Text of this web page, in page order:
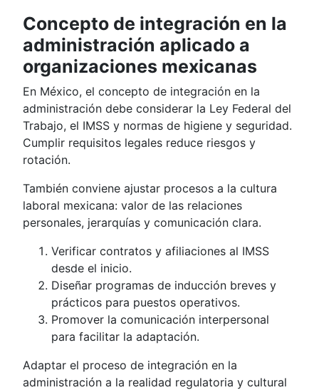
Concepto de integración en la
administración aplicado a
organizaciones mexicanas
En México, el concepto de integración en la
administración debe considerar la Ley Federal del
Trabajo, el IMSS y normas de higiene y seguridad.
Cumplir requisitos legales reduce riesgos y
rotación.
También conviene ajustar procesos a la cultura
laboral mexicana: valor de las relaciones
personales, jerarquías y comunicación clara.
Verificar contratos y afiliaciones al IMSS
desde el inicio.
Diseñar programas de inducción breves y
prácticos para puestos operativos.
Promover la comunicación interpersonal
para facilitar la adaptación.
Adaptar el proceso de integración en la
administración a la realidad regulatoria y cultural